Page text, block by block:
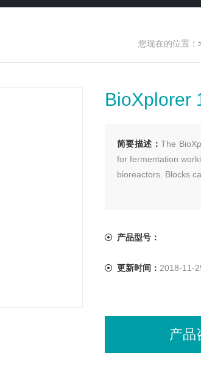
您现在的位置：
BioXplorer
简要描述：The
for fermentation
bioreactors. Blocks
产品型号：
更新时间： 2018-11-
产品